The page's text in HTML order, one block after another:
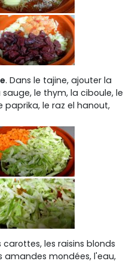
. Dans le tajine, ajouter la
le thym, la ciboule, le
paprika, le raz el hanout,
carottes, les raisins blonds
amandes mondées, l'eau,